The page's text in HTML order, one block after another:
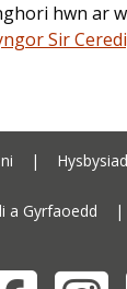
hwn ar
Sir
|
a Gyrfaoedd |
Facebook